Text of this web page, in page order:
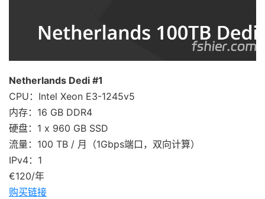
Netherlands Dedi #1
CPU：Intel Xeon E3-1245v5
内存：16 GB DDR4
硬盘：1 x 960 GB SSD
流量：100 TB / 月（1Gbps端口，双向计算）
IPv4：1
€120/年
购买链接